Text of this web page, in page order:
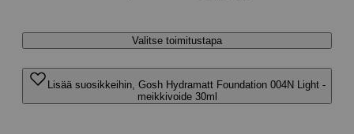
Valitse toimitustapa
Lisää suosikkeihin, Gosh Hydramatt Foundation 004N Light -
meikkivoide 30ml